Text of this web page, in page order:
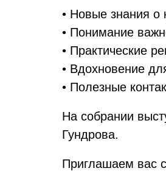
• Новые знания о
• Понимание
• Практические
• Вдохновение
• Полезные
На собрании
Гундрова.
Приглашаем вас